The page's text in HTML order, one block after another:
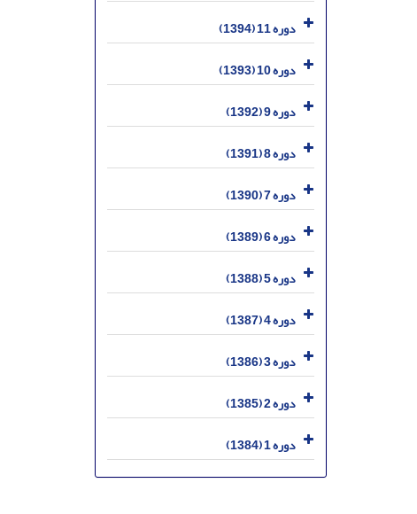
دوره 11 (1394)
دوره 10 (1393)
دوره 9 (1392)
دوره 8 (1391)
دوره 7 (1390)
دوره 6 (1389)
دوره 5 (1388)
دوره 4 (1387)
دوره 3 (1386)
دوره 2 (1385)
دوره 1 (1384)